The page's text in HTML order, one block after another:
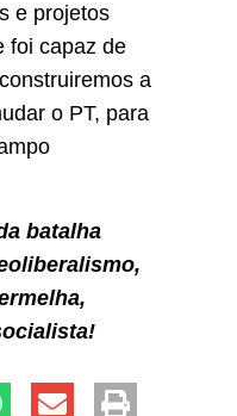
e projetos
foi capaz de
a
o PT, para
batalha